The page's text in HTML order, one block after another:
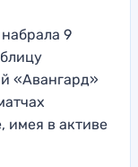
9
«Авангард»
имея в активе